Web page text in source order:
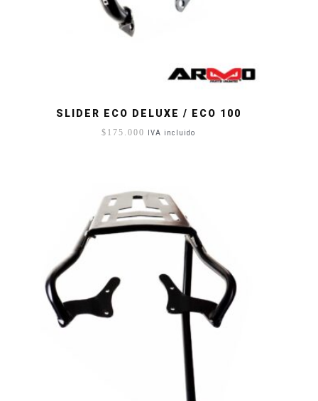
SLIDER ECO DELUXE / ECO 100
$ 175.000 IVA incluido